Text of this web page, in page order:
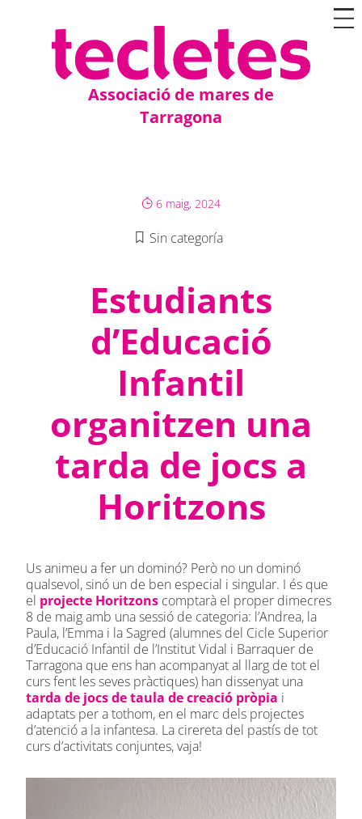
Associació de mares de
Tarragona
6 maig, 2024
Sin categoría
Estudiants
d’Educació
Infantil
organitzen una
tarda de jocs a
Horitzons
Us animeu a fer un dominó? Però no un dominó
qualsevol, sinó un de ben especial i singular. I és que
el projecte Horitzons comptarà el proper dimecres
8 de maig amb una sessió de categoria: l’Andrea, la
Paula, l’Emma i la Sagred (alumnes del Cicle Superior
d’Educació Infantil de l’Institut Vidal i Barraquer de
Tarragona que ens han acompanyat al llarg de tot el
curs fent les seves pràctiques) han dissenyat una
tarda de jocs de taula de creació pròpia i
adaptats per a tothom, en el marc dels projectes
d’atenció a la infantesa. La cirereta del pastís de tot
curs d’activitats conjuntes, vaja!